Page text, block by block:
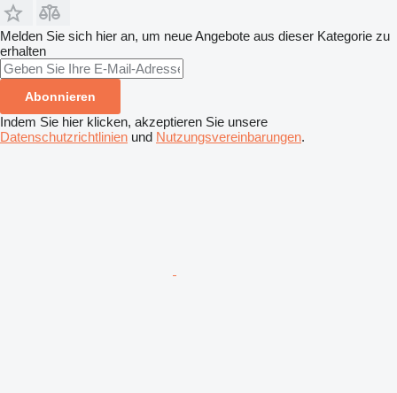
Melden Sie sich hier an, um neue Angebote aus dieser Kategorie zu
erhalten
Abonnieren
Indem Sie hier klicken, akzeptieren Sie unsere
Datenschutzrichtlinien und Nutzungsvereinbarungen.